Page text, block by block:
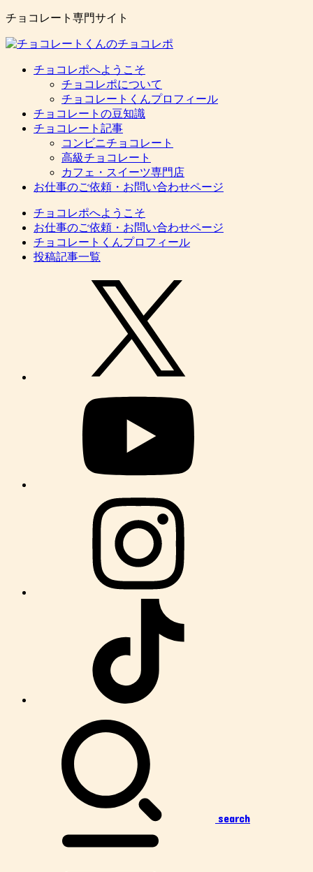
チョコレート専門サイト
チョコレポへようこそ
チョコレポについて
チョコレートくんプロフィール
チョコレートの豆知識
チョコレート記事
コンビニチョコレート
高級チョコレート
カフェ・スイーツ専門店
お仕事のご依頼・お問い合わせページ
チョコレポへようこそ
お仕事のご依頼・お問い合わせページ
チョコレートくんプロフィール
投稿記事一覧
search